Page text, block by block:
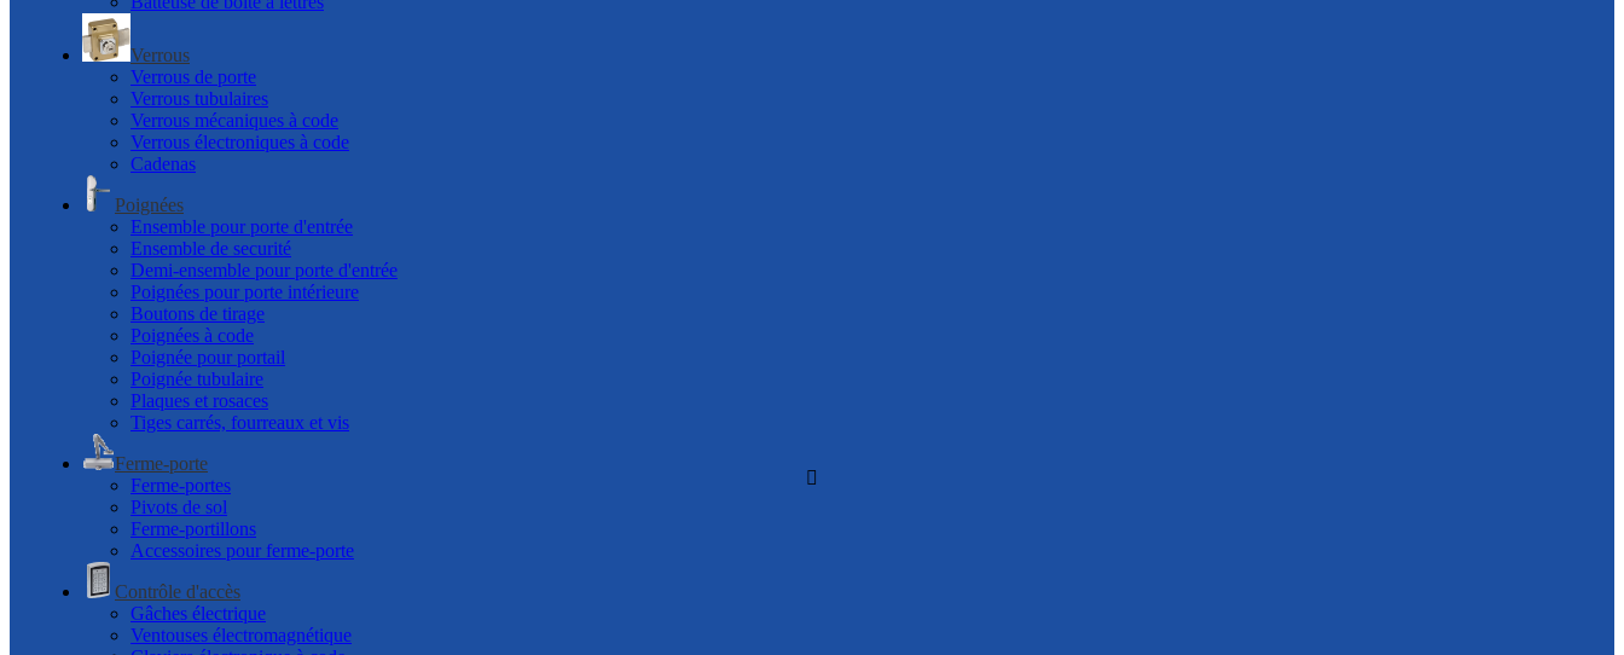
Verrous
Verrous de porte
Verrous tubulaires
Verrous mécaniques à code
Verrous électroniques à code
Cadenas
Poignées
Ensemble pour porte d'entrée
Ensemble de securité
Demi-ensemble pour porte d'entrée
Poignées pour porte intérieure
Boutons de tirage
Poignées à code
Poignée pour portail
Poignée tubulaire
Plaques et rosaces
Tiges carrés, fourreaux et vis
Ferme-porte
Ferme-portes
Pivots de sol
Ferme-portillons
Accessoires pour ferme-porte
Contrôle d'accès
Gâches électrique
Ventouses électromagnétique